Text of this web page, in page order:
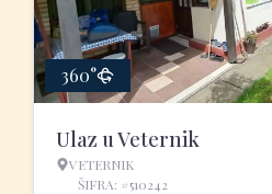
360°
Ulaz u Veternik
VETERNIK
ŠIFRA: #510242